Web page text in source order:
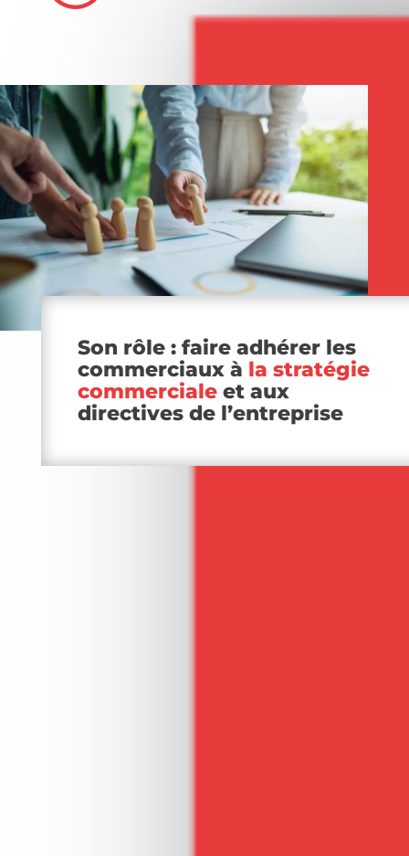
Son rôle : faire adhérer les
commerciaux à la stratégie
commerciale et aux
directives de l’entreprise